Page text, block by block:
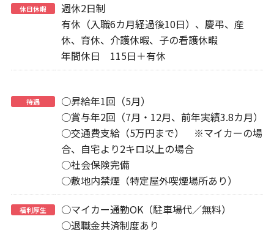
休日休暇
週休2日制
有休（入職6カ月経過後10日）、慶弔、産
休、育休、介護休暇、子の看護休暇
年間休日 115日＋有休
待遇
○昇給年1回（5月）
○賞与年2回（7月・12月、前年実績3.8カ月）
○交通費支給（5万円まで） ※マイカーの場
合、自宅より2キロ以上の場合
○社会保険完備
○敷地内禁煙（特定屋外喫煙場所あり）
福利厚生
○マイカー通勤OK（駐車場代／無料）
○退職金共済制度あり